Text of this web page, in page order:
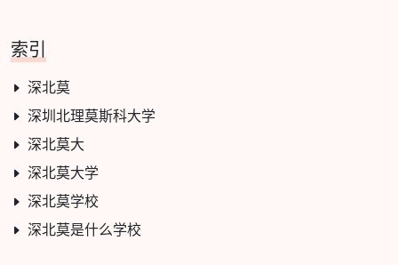
索引
深北莫
深圳北理莫斯科大学
深北莫大
深北莫大学
深北莫学校
深北莫是什么学校